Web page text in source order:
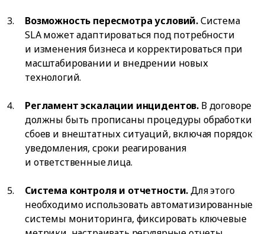
Возможность пересмотра условий.Система
SLA может адаптироваться под потребности
и изменения бизнеса и корректироваться при
масштабировании и внедрении новых
технологий.
Регламент эскалации инцидентов. В договоре
должны быть прописаны процедуры обработки
сбоев и внештатных ситуаций, включая порядок
уведомления, сроки реагирования
и ответственные лица.
Система контроля и отчетности.Для этого
необходимо использовать автоматизированные
системы мониторинга, фиксировать ключевые